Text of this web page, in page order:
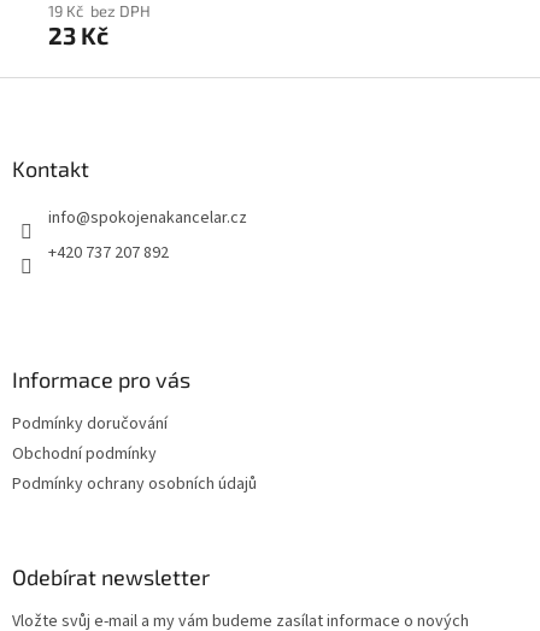
19 Kč bez DPH
23 Kč
Kontakt
info@spokojenakancelar.cz
+420 737 207 892
Informace pro vás
Podmínky doručování
Obchodní podmínky
Podmínky ochrany osobních údajů
Odebírat newsletter
Vložte svůj e-mail a my vám budeme zasílat informace o nových